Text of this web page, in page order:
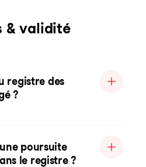
& validité
registre des
?
poursuite
le registre ?